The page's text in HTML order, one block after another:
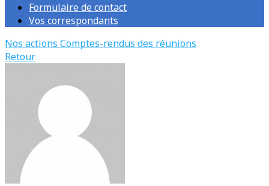
Formulaire de contact
Vos correspondants
Nos actions Comptes-rendus des réunions
Retour